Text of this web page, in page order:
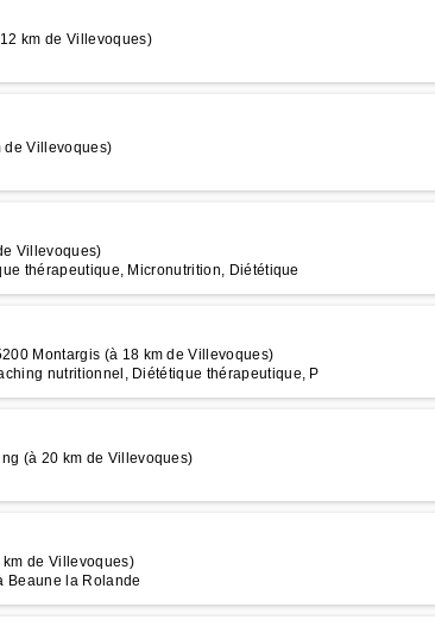
km de Villevoques)
de Villevoques)
Villevoques)
thérapeutique, Micronutrition, Diététique
Montargis (à 18 km de Villevoques)
nutritionnel, Diététique thérapeutique, P
(à 20 km de Villevoques)
de Villevoques)
Beaune la Rolande